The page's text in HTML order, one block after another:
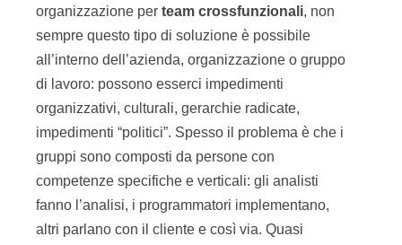
organizzazione per team crossfunzionali, non
sempre questo tipo di soluzione è possibile
all’interno dell’azienda, organizzazione o gruppo
di lavoro: possono esserci impedimenti
organizzativi, culturali, gerarchie radicate,
impedimenti “politici”. Spesso il problema è che i
gruppi sono composti da persone con
competenze specifiche e verticali: gli analisti
fanno l’analisi, i programmatori implementano,
altri parlano con il cliente e così via. Quasi